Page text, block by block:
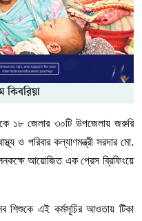
১৮ জেলার ৩০টি উপজেলায় জরুরি
ও পরিবার কল্যাণমন্ত্রী সরদার মো.
আয়োজিত এক প্রেস ব্রিফিংয়ে
শিশুকে এই কর্মসূচির আওতায় টিকা